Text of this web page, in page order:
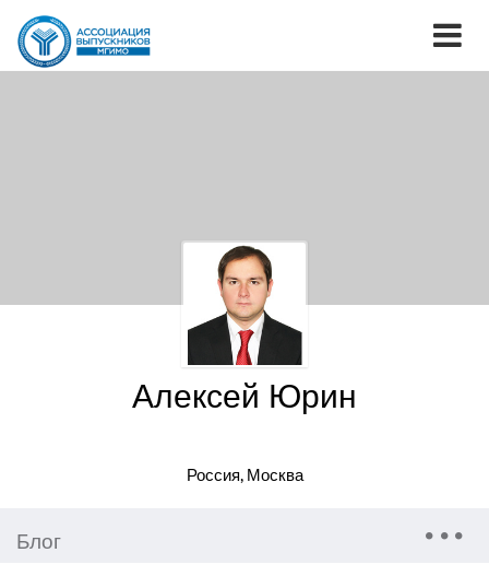
Алексей Юрин
Россия, Москва
Блог